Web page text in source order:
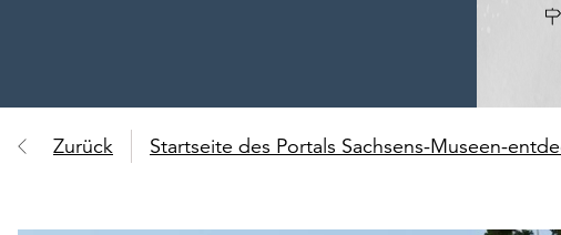
Ort
Zurück Startseite des Portals Sachsens-Museen-